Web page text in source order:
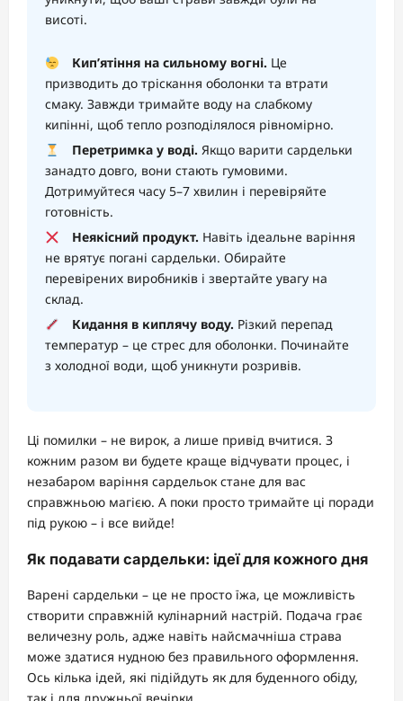
висоті.
Кип’ятіння на сильному вогні. Це
призводить до тріскання оболонки та втрати
смаку. Завжди тримайте воду на слабкому
кипінні, щоб тепло розподілялося рівномірно.
Перетримка у воді. Якщо варити сардельки
занадто довго, вони стають гумовими.
Дотримуйтеся часу 5–7 хвилин і перевіряйте
готовність.
Неякісний продукт. Навіть ідеальне варіння
не врятує погані сардельки. Обирайте
перевірених виробників і звертайте увагу на
склад.
Кидання в киплячу воду. Різкий перепад
температур – це стрес для оболонки. Починайте
з холодної води, щоб уникнути розривів.
Ці помилки – не вирок, а лише привід вчитися. З
кожним разом ви будете краще відчувати процес, і
незабаром варіння сардельок стане для вас
справжньою магією. А поки просто тримайте ці поради
під рукою – і все вийде!
Як подавати сардельки: ідеї для кожного дня
Варені сардельки – це не просто їжа, це можливість
створити справжній кулінарний настрій. Подача грає
величезну роль, адже навіть найсмачніша страва
може здатися нудною без правильного оформлення.
Ось кілька ідей, які підійдуть як для буденного обіду,